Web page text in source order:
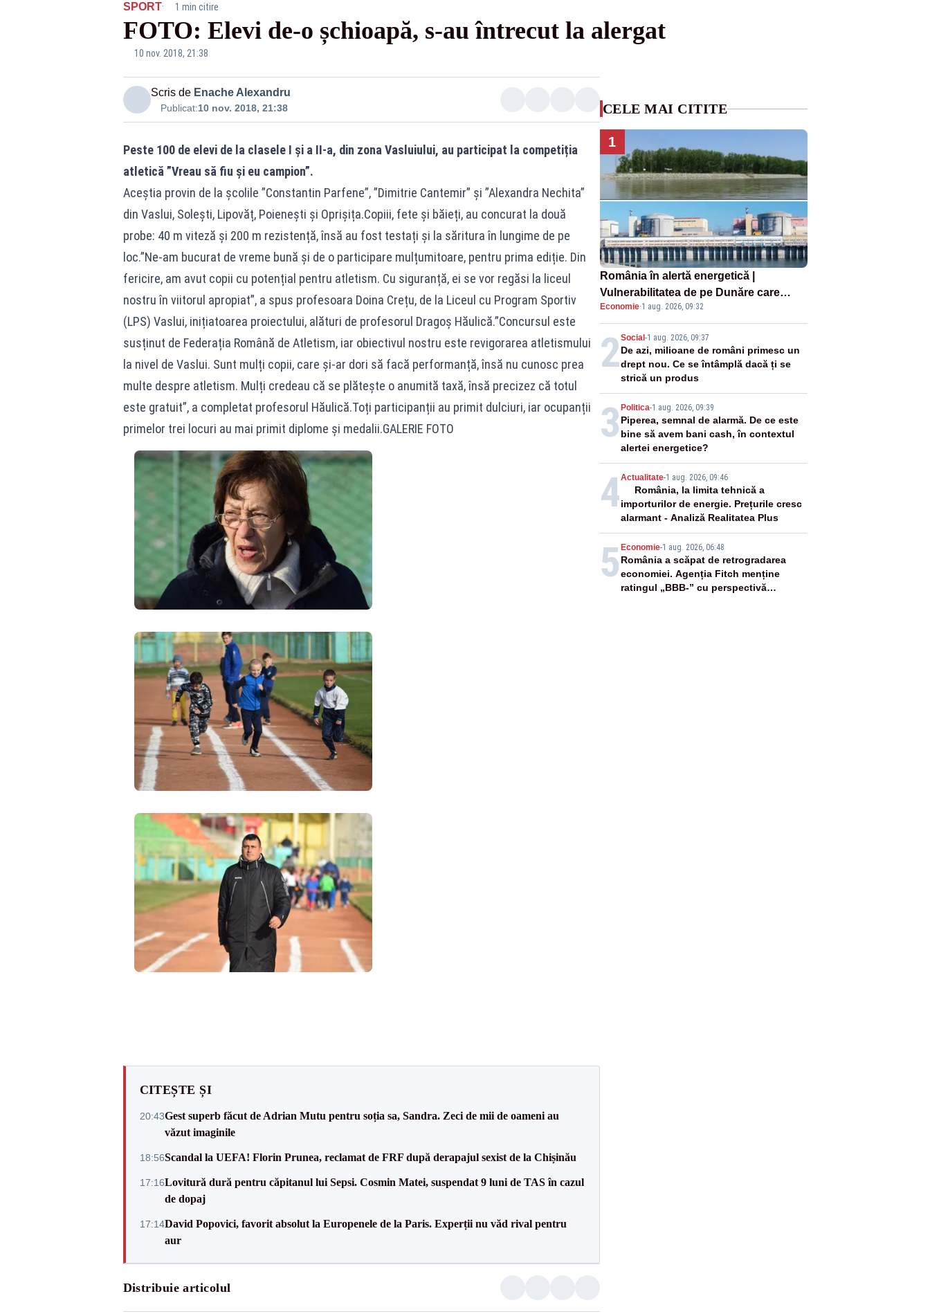
SPORT· 1 min citire
FOTO: Elevi de-o șchioapă, s-au întrecut la alergat
10 nov. 2018, 21:38
DSC_1888
Scris de Enache Alexandru
Publicat:10 nov. 2018, 21:38
Peste 100 de elevi de la clasele I și a II-a, din zona Vasluiului, au participat la competiția
atletică ”Vreau să fiu și eu campion”.
Aceștia provin de la școlile ”Constantin Parfene”, ”Dimitrie Cantemir” și ”Alexandra Nechita”
din Vaslui, Solești, Lipovăț, Poienești și Oprișița.Copiii, fete și băieți, au concurat la două
probe: 40 m viteză și 200 m rezistență, însă au fost testați și la săritura în lungime de pe
loc.”Ne-am bucurat de vreme bună și de o participare mulțumitoare, pentru prima ediție. Din
fericire, am avut copii cu potențial pentru atletism. Cu siguranță, ei se vor regăsi la liceul
nostru în viitorul apropiat”, a spus profesoara Doina Crețu, de la Liceul cu Program Sportiv
(LPS) Vaslui, inițiatoarea proiectului, alături de profesorul Dragoș Hăulică.”Concursul este
susținut de Federația Română de Atletism, iar obiectivul nostru este revigorarea atletismului
la nivel de Vaslui. Sunt mulți copii, care și-ar dori să facă performanță, însă nu cunosc prea
multe despre atletism. Mulți credeau că se plătește o anumită taxă, însă precizez că totul
este gratuit”, a completat profesorul Hăulică.Toți participanții au primit dulciuri, iar ocupanții
primelor trei locuri au mai primit diplome și medalii.GALERIE FOTO
CITEȘTE ȘI
20:43Gest superb făcut de Adrian Mutu pentru soția sa, Sandra. Zeci de mii de oameni au
văzut imaginile
18:56Scandal la UEFA! Florin Prunea, reclamat de FRF după derapajul sexist de la Chișinău
17:16Lovitură dură pentru căpitanul lui Sepsi. Cosmin Matei, suspendat 9 luni de TAS în cazul
de dopaj
17:14David Popovici, favorit absolut la Europenele de la Paris. Experții nu văd rival pentru
aur
Distribuie articolul
CELE MAI CITITE
1
România în alertă energetică |
Vulnerabilitatea de pe Dunăre care
pune în pericol Centrala Cernavodă era
cunoscută de pe vremea lui Ceaușescu
Economie·1 aug. 2026, 09:32
2Social -1 aug. 2026, 09:37
De azi, milioane de români primesc un
drept nou. Ce se întâmplă dacă ți se
strică un produs
3 Politica-1 aug. 2026, 09:39
Piperea, semnal de alarmă. De ce este
bine să avem bani cash, în contextul
alertei energetice?
4Actualitate-1 aug. 2026, 09:46
România, la limita tehnică a
importurilor de energie. Prețurile cresc
alarmant - Analiză Realitatea Plus
5 Economie-1 aug. 2026, 06:48
România a scăpat de retrogradarea
economiei. Agenția Fitch menține
ratingul „BBB-” cu perspectivă